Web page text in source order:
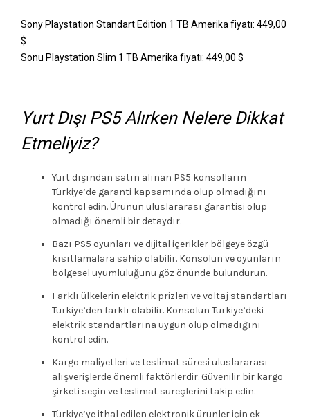
Sony Playstation Standart Edition 1 TB Amerika fiyatı: 449,00
$
Sonu Playstation Slim 1 TB Amerika fiyatı: 449,00 $
Yurt Dışı PS5 Alırken Nelere Dikkat
Etmeliyiz?
Yurt dışından satın alınan PS5 konsolların
Türkiye’de garanti kapsamında olup olmadığını
kontrol edin. Ürünün uluslararası garantisi olup
olmadığı önemli bir detaydır.
Bazı PS5 oyunları ve dijital içerikler bölgeye özgü
kısıtlamalara sahip olabilir. Konsolun ve oyunların
bölgesel uyumluluğunu göz önünde bulundurun.
Farklı ülkelerin elektrik prizleri ve voltaj standartları
Türkiye’den farklı olabilir. Konsolun Türkiye’deki
elektrik standartlarına uygun olup olmadığını
kontrol edin.
Kargo maliyetleri ve teslimat süresi uluslararası
alışverişlerde önemli faktörlerdir. Güvenilir bir kargo
şirketi seçin ve teslimat süreçlerini takip edin.
Türkiye’ye ithal edilen elektronik ürünler için ek